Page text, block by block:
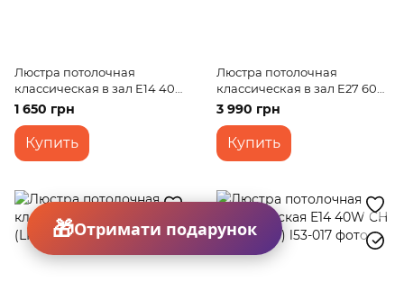
Люстра потолочная
классическая в зал E14 40W
G (LK-245C/3)
1 650 грн
Купить
Люстра потолочная
классическая в зал E27 60W
BZ (LK-539C/3)
3 990 грн
Купить
Отримати подарунок